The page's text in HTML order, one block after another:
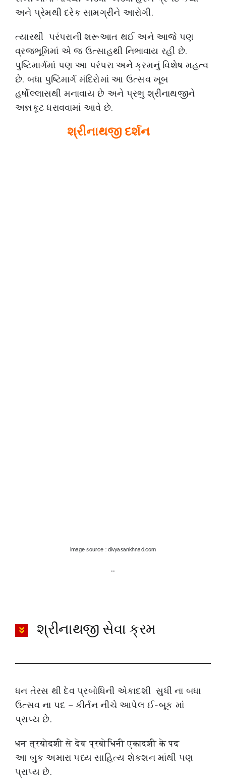
અને પ્રેમથી દરેક સામગ્રીને આરોગી.
ત્યારથી પરંપરાની શરૂઆત થઈ અને આજે પણ
વ્રજભૂમિમાં એ જ ઉત્સાહથી નિભાવાય રહી છે.
પુષ્ટિમાર્ગમાં પણ આ પરંપરા અને ક્રમનું વિશેષ મહત્વ
છે. બધા પુષ્ટિમાર્ગ મંદિરોમાં આ ઉત્સવ ખૂબ
હર્ષોલ્લાસથી મનાવાય છે અને પ્રભુ શ્રીનાથજીને
અન્નકૂટ ધરાવવામાં આવે છે.
શ્રીનાથજી દર્શન
image source : divyasankhnad.com
..
શ્રીનાથજી સેવા ક્રમ
ધન તેરસ થી દેવ પ્રબોધિની એકાદશી સુધી ના બધા
ઉત્સવ ના પદ – કીર્તન નીચે આપેલ ઈ-બૂક માં
પ્રાપ્ય છે.
धन त्रयोदशी से देव प्रबोधिनी एकादशी के पद
આ બુક અમારા પધ્ય સાહિત્ય શેકશન માંથી પણ
પ્રાપ્ય છે.